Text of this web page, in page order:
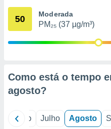
através
50 Moderada
PM₂₅ (37 µg/m³)
Como está o tempo
agosto?
Junho Julho Agosto